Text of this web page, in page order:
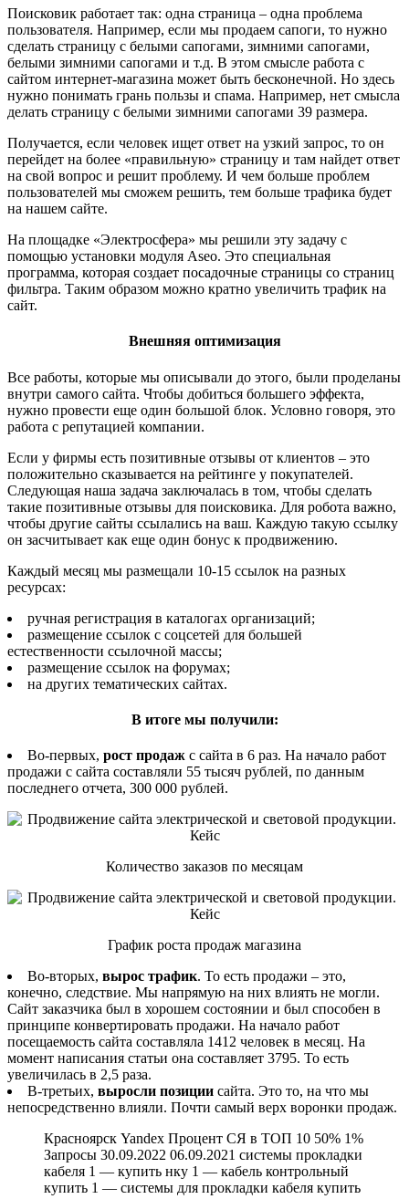
Поисковик работает так: одна страница – одна проблема
пользователя. Например, если мы продаем сапоги, то нужно
сделать страницу с белыми сапогами, зимними сапогами,
белыми зимними сапогами и т.д. В этом смысле работа с
сайтом интернет-магазина может быть бесконечной. Но здесь
нужно понимать грань пользы и спама. Например, нет смысла
делать страницу с белыми зимними сапогами 39 размера.
Получается, если человек ищет ответ на узкий запрос, то он
перейдет на более «правильную» страницу и там найдет ответ
на свой вопрос и решит проблему. И чем больше проблем
пользователей мы сможем решить, тем больше трафика будет
на нашем сайте.
На площадке «Электросфера» мы решили эту задачу с
помощью установки модуля Aseo. Это специальная
программа, которая создает посадочные страницы со страниц
фильтра. Таким образом можно кратно увеличить трафик на
сайт.
Внешняя оптимизация
Все работы, которые мы описывали до этого, были проделаны
внутри самого сайта. Чтобы добиться большего эффекта,
нужно провести еще один большой блок. Условно говоря, это
работа с репутацией компании.
Если у фирмы есть позитивные отзывы от клиентов – это
положительно сказывается на рейтинге у покупателей.
Следующая наша задача заключалась в том, чтобы сделать
такие позитивные отзывы для поисковика. Для робота важно,
чтобы другие сайты ссылались на ваш. Каждую такую ссылку
он засчитывает как еще один бонус к продвижению.
Каждый месяц мы размещали 10-15 ссылок на разных
ресурсах:
ручная регистрация в каталогах организаций;
размещение ссылок с соцсетей для большей
естественности ссылочной массы;
размещение ссылок на форумах;
на других тематических сайтах.
В итоге мы получили:
Во-первых, рост продаж с сайта в 6 раз. На начало работ
продажи с сайта составляли 55 тысяч рублей, по данным
последнего отчета, 300 000 рублей.
Количество заказов по месяцам
График роста продаж магазина
Во-вторых, вырос трафик. То есть продажи – это,
конечно, следствие. Мы напрямую на них влиять не могли.
Сайт заказчика был в хорошем состоянии и был способен в
принципе конвертировать продажи. На начало работ
посещаемость сайта составляла 1412 человек в месяц. На
момент написания статьи она составляет 3795. То есть
увеличилась в 2,5 раза.
В-третьих, выросли позиции сайта. Это то, на что мы
непосредственно влияли. Почти самый верх воронки продаж.
Красноярск Yandex Процент СЯ в ТОП 10 50% 1%
Запросы 30.09.2022 06.09.2021 системы прокладки
кабеля 1 — купить нку 1 — кабель контрольный
купить 1 — системы для прокладки кабеля купить